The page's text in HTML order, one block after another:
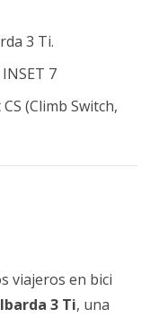
3 Ti.
7
(Climb Switch,
viajeros en bici
3 Ti, una